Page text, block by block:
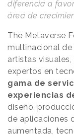
diferencia a
área de
The Metaverse
multinacional
artistas
expertos en
gama de
experiencias
diseño,
de aplicaciones
aumentada,